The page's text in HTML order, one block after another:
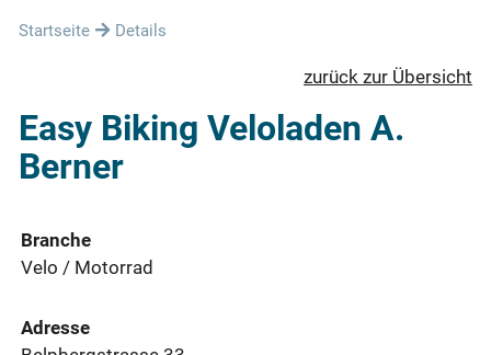
Startseite Details
zurück zur Übersicht
Easy Biking Veloladen A.
Berner
Branche
Velo / Motorrad
Adresse